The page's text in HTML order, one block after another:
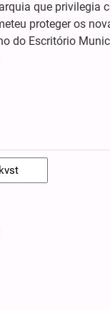
que privilegia
proteger os
do Escritório